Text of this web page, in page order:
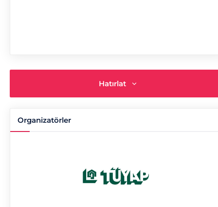
Hatırlat
Organizatörler